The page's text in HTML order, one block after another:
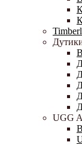
UGG